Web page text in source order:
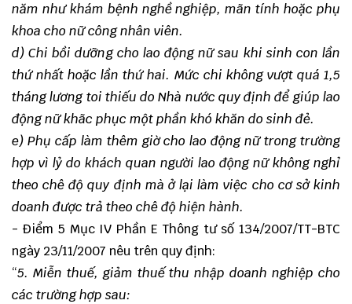
năm như khám bệnh nghề nghiệp, mãn tính hoặc phụ
khoa cho nữ công nhân viên.
d) Chi bồi dưỡng cho lao động nữ sau khi sinh con lần
thứ nhất hoặc lần thứ hai. Mức chi không vượt quá 1,5
tháng lương toi thiếu do Nhà nước quy định để giúp lao
động nữ khãc phục một phần khó khăn do sinh đẻ.
e) Phụ cấp làm thêm giờ cho lao động nữ trong trường
hợp vì lỷ do khách quan người lao động nữ không nghỉ
theo chê độ quy định mà ở lại làm việc cho cơ sở kinh
doanh được trả theo chê độ hiện hành.
- Điểm 5 Mục IV Phần E Thông tư số 134/2007/TT-BTC
ngày 23/11/2007 nêu trên quy định:
“5. Miễn thuế, giảm thuế thu nhập doanh nghiệp cho
các trường hợp sau: